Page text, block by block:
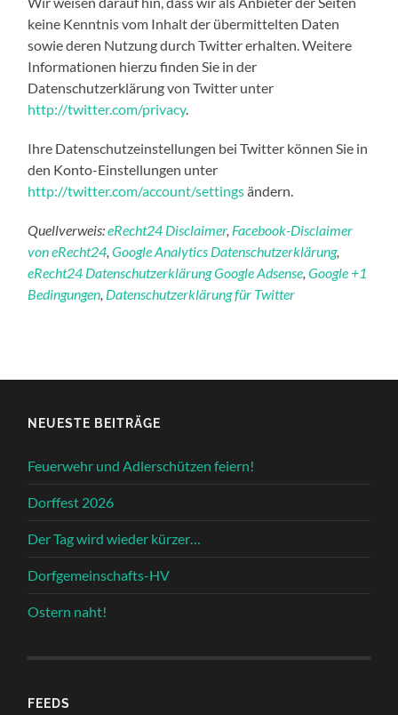
keine Kenntnis vom Inhalt der übermittelten Daten
sowie deren Nutzung durch Twitter erhalten. Weitere
Informationen hierzu finden Sie in der
Datenschutzerklärung von Twitter unter
http://twitter.com/privacy.
Ihre Datenschutzeinstellungen bei Twitter können Sie in
den Konto-Einstellungen unter
http://twitter.com/account/settingsändern.
Quellverweis:eRecht24 Disclaimer, Facebook-Disclaimer
von eRecht24 ,Google Analytics Datenschutzerklärung,
eRecht24 Datenschutzerklärung Google Adsense ,Google +1
Bedingungen Datenschutzerklärung für Twitter
NEUESTE BEITRÄGE
Feuerwehr und Adlerschützen feiern!
Dorffest 2026
Der Tag wird wieder kürzer…
Dorfgemeinschafts-HV
Ostern naht!
FEEDS